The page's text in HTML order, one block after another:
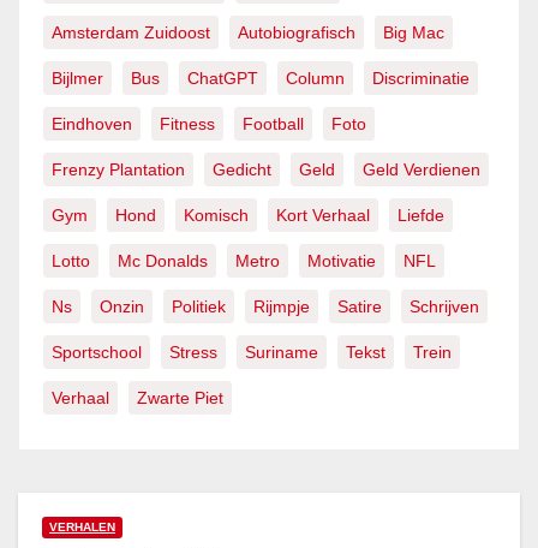
Amsterdam Zuidoost Autobiografisch Big Mac
Bijlmer Bus ChatGPT Column Discriminatie
Eindhoven Fitness Football Foto
Frenzy Plantation Gedicht Geld Geld Verdienen
Gym Hond Komisch Kort Verhaal Liefde
Lotto Mc Donalds Metro Motivatie NFL
Ns Onzin Politiek Rijmpje Satire Schrijven
Sportschool Stress Suriname Tekst Trein
Verhaal Zwarte Piet
VERHALEN